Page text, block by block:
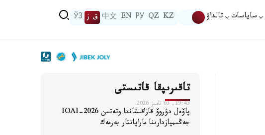
ساياسات تالداۋ KZ
QZ
РУ
EN
中文 ق ز ЎЗ
تاقىرىپقا قاتىستى
19:45, 03 تامىز 2026
پاۆەل دۋروۆ قازاقستاندا وتەتىن IOAI-2026
جەڭىمپازدارىنا ماراپاتتار بەرمەك